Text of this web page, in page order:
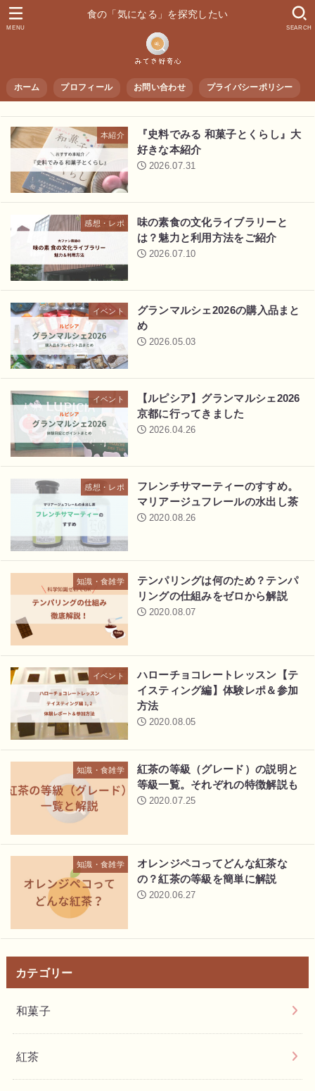
食の「気になる」を探究したい
ホーム プロフィール お問い合わせ プライバシーポリシー
SEARCH
MENU
本紹介
『史料でみる 和菓子とくらし』大
好きな本紹介
2026.07.31
感想・レポ
味の素食の文化ライブラリーと
は？魅力と利用方法をご紹介
2026.07.10
イベント
グランマルシェ2026の購入品まと
め
2026.05.03
イベント
【ルピシア】グランマルシェ2026
京都に行ってきました
2026.04.26
感想・レポ
フレンチサマーティーのすすめ。
マリアージュフレールの水出し茶
2020.08.26
知識・食雑学
テンパリングは何のため？テンパ
リングの仕組みをゼロから解説
2020.08.07
イベント
ハローチョコレートレッスン【テ
イスティング編】体験レポ＆参加
方法
2020.08.05
知識・食雑学
紅茶の等級（グレード）の説明と
等級一覧。それぞれの特徴解説も
2020.07.25
知識・食雑学
オレンジペコってどんな紅茶な
の？紅茶の等級を簡単に解説
2020.06.27
カテゴリー
和菓子
紅茶